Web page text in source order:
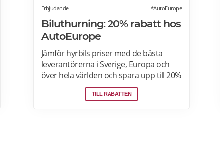
Erbjudande *AutoEurope
Biluthurning: 20% rabatt hos
AutoEurope
Jämför hyrbils priser med de bästa
leverantörerna i Sverige, Europa och
över hela världen och spara upp till 20%
som medlem! Upptäck speciella priser
på Auto Europe hemsida!
TILL RABATTEN